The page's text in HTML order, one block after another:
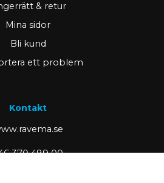
& retur
Mina sidor
Bli kund
ett problem
Kontakt
370 489 00